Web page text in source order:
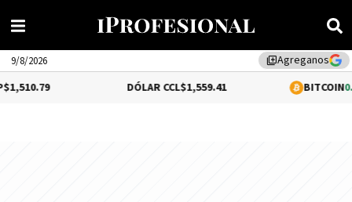
library_addAgreganos
9/8/2026
$1,559.41 BITCOIN0.16%